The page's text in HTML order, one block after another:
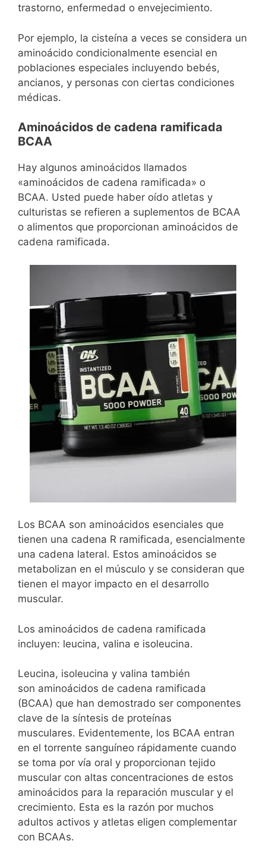
trastorno, enfermedad o envejecimiento.
Por ejemplo, la cisteína a veces se considera un
aminoácido condicionalmente esencial en
poblaciones especiales incluyendo bebés,
ancianos, y personas con ciertas condiciones
médicas.
Aminoácidos de cadena ramificada
BCAA
Hay algunos aminoácidos llamados
«aminoácidos de cadena ramificada» o
BCAA. Usted puede haber oído atletas y
culturistas se refieren a suplementos de BCAA
o alimentos que proporcionan aminoácidos de
cadena ramificada.
Los BCAA son aminoácidos esenciales que
tienen una cadena R ramificada, esencialmente
una cadena lateral. Estos aminoácidos se
metabolizan en el músculo y se consideran que
tienen el mayor impacto en el desarrollo
muscular.
Los aminoácidos de cadena ramificada
incluyen: leucina, valina e isoleucina.
Leucina, isoleucina y valina también
son aminoácidos de cadena ramificada
(BCAA) que han demostrado ser componentes
clave de la síntesis de proteínas
musculares. Evidentemente, los BCAA entran
en el torrente sanguíneo rápidamente cuando
se toma por vía oral y proporcionan tejido
muscular con altas concentraciones de estos
aminoácidos para la reparación muscular y el
crecimiento. Esta es la razón por muchos
adultos activos y atletas eligen complementar
con BCAAs.